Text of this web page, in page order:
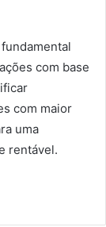
com base
com maior
uma
rentável.